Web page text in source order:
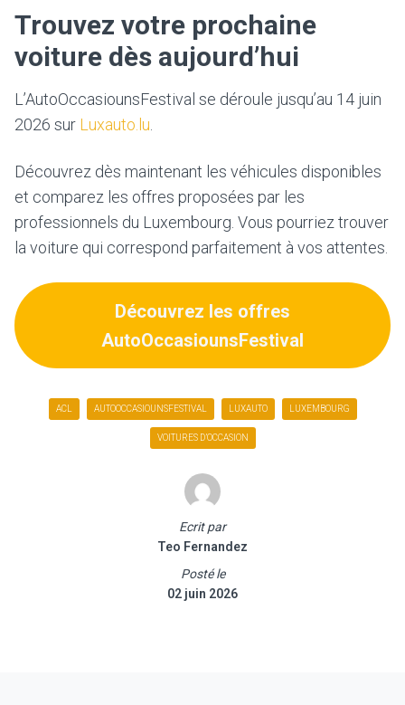
Trouvez votre prochaine
voiture dès aujourd’hui
L’AutoOccasiounsFestival se déroule jusqu’au 14 juin
2026 sur Luxauto.lu.
Découvrez dès maintenant les véhicules disponibles
et comparez les offres proposées par les
professionnels du Luxembourg. Vous pourriez trouver
la voiture qui correspond parfaitement à vos attentes.
Découvrez les offres
AutoOccasiounsFestival
ACL AUTOOCCASIOUNSFESTIVAL LUXAUTO LUXEMBOURG
VOITURES D’OCCASION
Ecrit par
Teo Fernandez
Posté le
02 juin 2026